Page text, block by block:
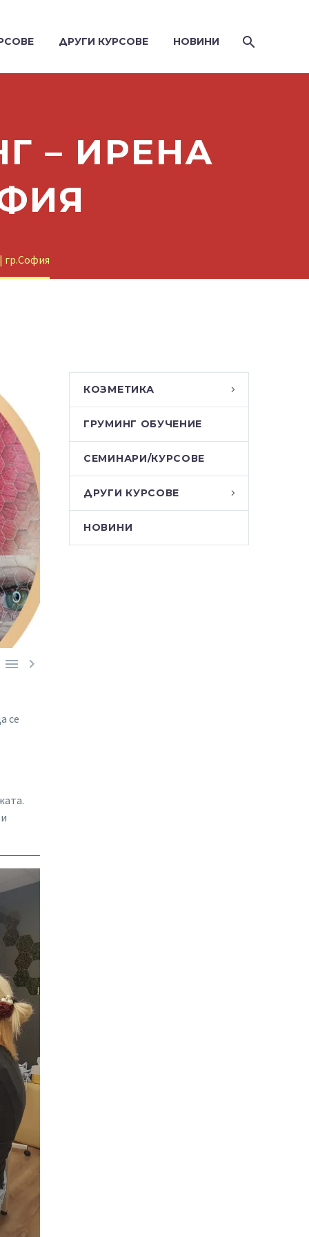
ДРУГИ КУРСОВЕ НОВИНИ
– ИРЕНА
гр.София
 
се
КОЗМЕТИКА
ГРУМИНГ ОБУЧЕНИЕ
СЕМИНАРИ/КУРСОВЕ
ДРУГИ КУРСОВЕ
НОВИНИ